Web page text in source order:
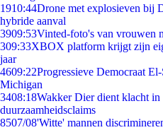
1910:44Drone met explosieven bij
hybride aanval
3909:53Vinted-foto's van vrouwen
309:33XBOX platform krijgt zijn
jaar
4609:22Progressieve Democraat
Michigan
3408:18Wakker Dier dient klacht in
duurzaamheidsclaims
8507/08'Witte' mannen